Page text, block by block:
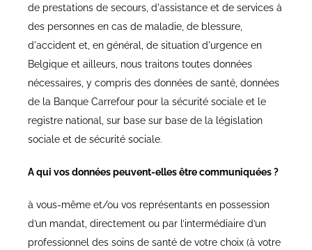
de prestations de secours, d'assistance et de services à
des personnes en cas de maladie, de blessure,
d'accident et, en général, de situation d'urgence en
Belgique et ailleurs, nous traitons toutes données
nécessaires, y compris des données de santé, données
de la Banque Carrefour pour la sécurité sociale et le
registre national, sur base sur base de la législation
sociale et de sécurité sociale.
A qui vos données peuvent-elles être communiquées ?
à vous-même et/ou vos représentants en possession
d’un mandat, directement ou par l’intermédiaire d’un
professionnel des soins de santé de votre choix (à votre